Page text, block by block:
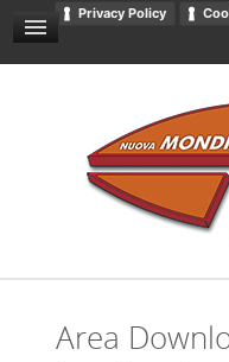
Privacy Policy
DOWNLOADS
CATALOGO
Area